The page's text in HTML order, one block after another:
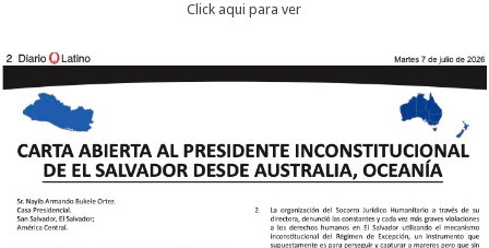
Click aqui para ver